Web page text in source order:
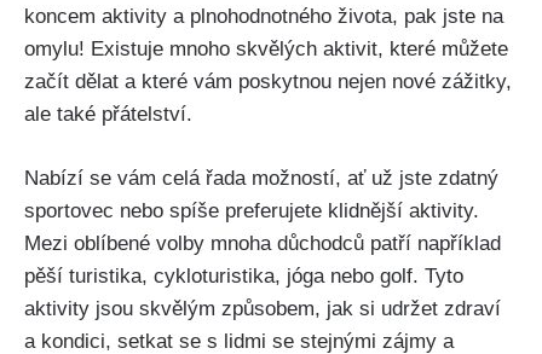
koncem ‍aktivity a plnohodnotného života, pak jste na
omylu! Existuje mnoho​ skvělých‍ aktivit, které můžete
začít ‍dělat a které ⁣vám poskytnou‌ nejen nové zážitky,
ale také přátelství.
Nabízí se vám ⁣celá řada možností, ať už⁣ jste zdatný
sportovec nebo spíše preferujete klidnější aktivity.
Mezi oblíbené volby mnoha důchodců patří například
pěší⁣ turistika, cykloturistika, ⁤jóga nebo golf.​ Tyto
‍aktivity jsou skvělým způsobem, ⁣jak si udržet ‍zdraví
a kondici,⁢ setkat ⁤se s lidmi se stejnými zájmy a